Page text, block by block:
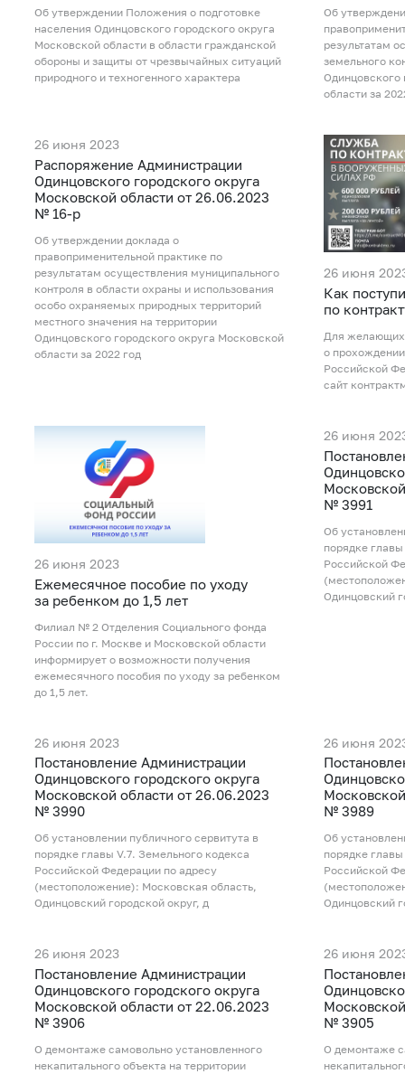
Об утверждении Положения о подготовке
населения Одинцовского городского округа
Московской области в области гражданской
обороны и защиты от чрезвычайных ситуаций
природного и техногенного характера
Об
результатам
земельного
Одинцовского
области за
26 июня 2023
Распоряжение Администрации
Одинцовского городского округа
Московской области от 26.06.2023
№ 16-р
Об утверждении доклада о
правоприменительной практике по
результатам осуществления муниципального
контроля в области охраны и использования
особо охраняемых природных территорий
местного значения на территории
Одинцовского городского округа Московской
области за 2022 год
26 июня
Как
по
Для желающих
о
Российской
сайт
26 июня 2023
Ежемесячное пособие по уходу
за ребенком до 1,5 лет
Филиал № 2 Отделения Социального фонда
России по г. Москве и Московской области
информирует о возможности получения
ежемесячного пособия по уходу за ребенком
до 1,5 лет.
26 июня
№ 3991
Об
порядке
Российской
Одинцовский
26 июня 2023
Постановление Администрации
Одинцовского городского округа
Московской области от 26.06.2023
№ 3990
Об установлении публичного сервитута в
порядке главы V.7. Земельного кодекса
Российской Федерации по адресу
(местоположение): Московская область,
Одинцовский городской округ, д
26 июня
№ 3989
Об
порядке
Российской
Одинцовский
26 июня 2023
Постановление Администрации
Одинцовского городского округа
Московской области от 22.06.2023
№ 3906
О демонтаже самовольно установленного
некапитального объекта на территории
26 июня
№ 3905
О демонтаже